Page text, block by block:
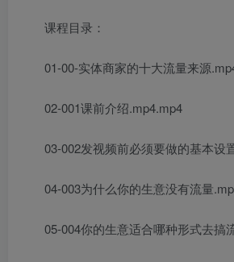
课程目录：
01-00-实体商家的十大流量来源
02-001课前介绍.mp4.mp4
03-002发视频前必须要做的基本设
04-003为什么你的生意没有流量
05-004你的生意适合哪种形式去搞